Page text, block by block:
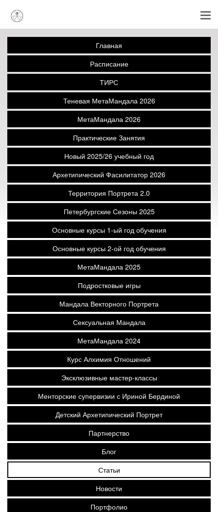
Главная
Расписание
ТИРС
Теневая МетаМандала 2026
МетаМандала 2026
Практические Занятия
Новый 2025/26 учебный год
Архетипический Фасилитатор 2026
Территория Портрета 2.0
Петербургские Сезоны 2025
Основные курсы 1-ый год обучения
Основные курсы 2-ой год обучения
МетаМандала 2025
Подростковые игры
Мандала Векторного Портрета
Сексуальная Мандала
МетаМандала 2024
Курс Алхимия Отношений
Эксклюзивные мастер-классы
Менторские супервизии с Ириной Бердиной
Детский Архетипический Портрет
Партнерство
Блог
Статьи
Новости
Портфолио